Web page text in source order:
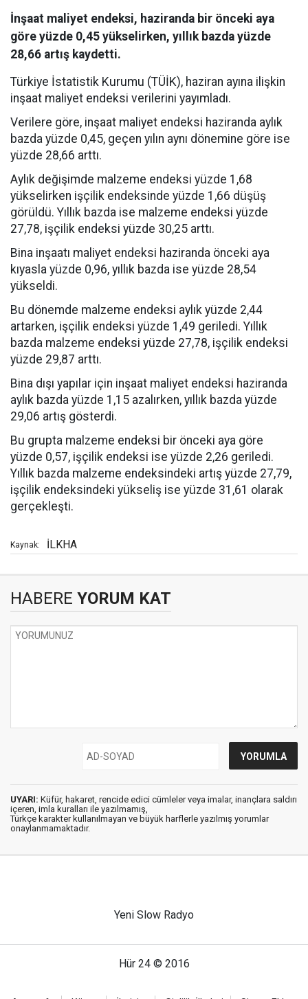
İnşaat maliyet endeksi, haziranda bir önceki aya
göre yüzde 0,45 yükselirken, yıllık bazda yüzde
28,66 artış kaydetti.
Türkiye İstatistik Kurumu (TÜİK), haziran ayına ilişkin
inşaat maliyet endeksi verilerini yayımladı.
Verilere göre, inşaat maliyet endeksi haziranda aylık
bazda yüzde 0,45, geçen yılın aynı dönemine göre ise
yüzde 28,66 arttı.
Aylık değişimde malzeme endeksi yüzde 1,68
yükselirken işçilik endeksinde yüzde 1,66 düşüş
görüldü. Yıllık bazda ise malzeme endeksi yüzde
27,78, işçilik endeksi yüzde 30,25 arttı.
Bina inşaatı maliyet endeksi haziranda önceki aya
kıyasla yüzde 0,96, yıllık bazda ise yüzde 28,54
yükseldi.
Bu dönemde malzeme endeksi aylık yüzde 2,44
artarken, işçilik endeksi yüzde 1,49 geriledi. Yıllık
bazda malzeme endeksi yüzde 27,78, işçilik endeksi
yüzde 29,87 arttı.
Bina dışı yapılar için inşaat maliyet endeksi haziranda
aylık bazda yüzde 1,15 azalırken, yıllık bazda yüzde
29,06 artış gösterdi.
Bu grupta malzeme endeksi bir önceki aya göre
yüzde 0,57, işçilik endeksi ise yüzde 2,26 geriledi.
Yıllık bazda malzeme endeksindeki artış yüzde 27,79,
işçilik endeksindeki yükseliş ise yüzde 31,61 olarak
gerçekleşti.
Kaynak: İLKHA
HABERE YORUM KAT
UYARI: Küfür, hakaret, rencide edici cümleler veya imalar, inançlara saldırı
içeren, imla kuralları ile yazılmamış,
Türkçe karakter kullanılmayan ve büyük harflerle yazılmış yorumlar
onaylanmamaktadır.
Yeni Slow Radyo
Hür 24 © 2016